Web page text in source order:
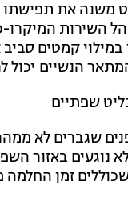
משנה את תפישתו
השירות
קמטים
הנשיים יכול
שפתיים
שגברים לא
נוגעים באזור
זמן